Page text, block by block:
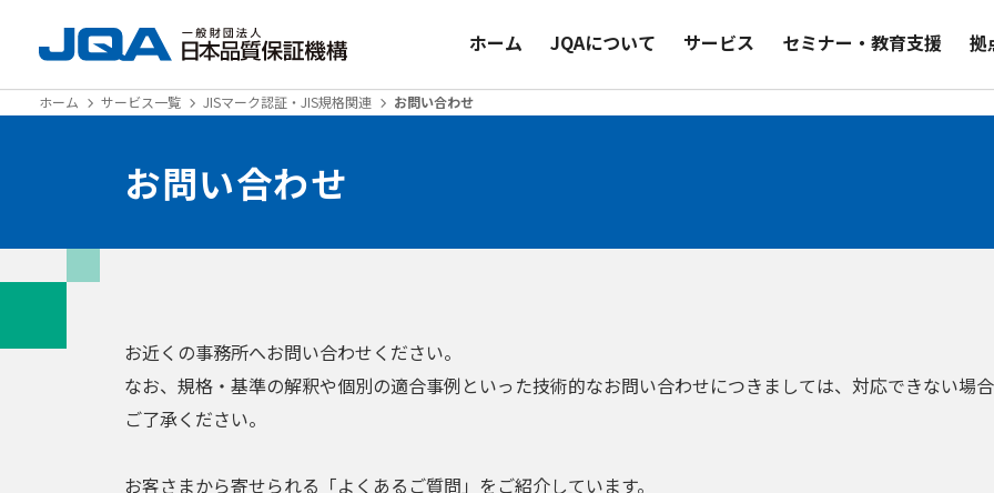
ホーム JQAについて サービス セミナー・教育支援 拠
ホーム サービス一覧 JISマーク認証・JIS規格関連 お問い合わせ
お問い合わせ
お近くの事務所へお問い合わせください。
なお、規格・基準の解釈や個別の適合事例といった技術的なお問い合わせにつきましては、対応できない場
ご了承ください。
お客さまから寄せられる「よくあるご質問」をご紹介しています。